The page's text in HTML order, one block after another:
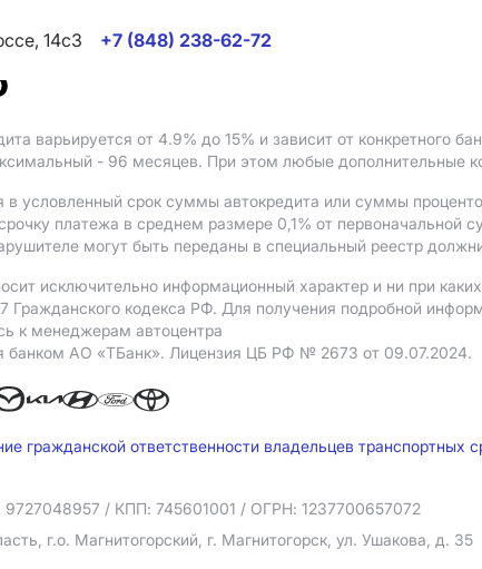
14с3
+7 (848) 238-62-72
варьируется от 4.9% до 15% и зависит от конкретного
- 96 месяцев. При этом любые дополнительные
в условленный срок суммы автокредита или суммы
платежа в среднем размере 0,1% от
могут быть переданы в специальный реестр
исключительно информационный характер и ни при
Гражданского кодекса РФ. Для получения подробной
к менеджерам автоцентра
банком АO «ТБанк». Лицензия ЦБ РФ № 2673 от 09.07.2024.
гражданской ответственности владельцев
/ КПП: 745601001 / ОГРН: 1237700657072
г.о. Магнитогорский, г. Магнитогорск, ул. Ушакова, д. 35